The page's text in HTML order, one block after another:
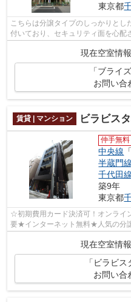
東京都
こちらは分譲タイプのしっかりと
付いており、セキュリティ面を心配
環境が充実しており、利便性の高い
現在空室情
「ブライ
お問い合
賃貸 | マンション ビラビスタ
仲手無料
中央線
半蔵門線
千代田線
築9年
東京都
☆初期費用カード決済可！オンラ
要★インターネット無料★人気の分
現在空室情
「ビラビ
お問い合